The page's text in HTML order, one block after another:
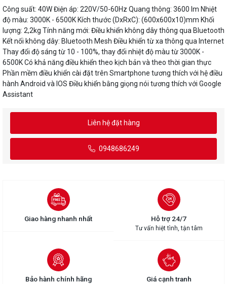
Công suất: 40W Điện áp: 220V/50-60Hz Quang thông: 3600 lm Nhiệt
độ màu: 3000K - 6500K Kích thước (DxRxC): (600x600x10)mm Khối
lượng: 2,2kg Tính năng mới: Điều khiển không dây thông qua Bluetooth
Kết nối không dây: Bluetooth Mesh Điều khiển từ xa thông qua Internet
Thay đổi độ sáng từ 10 - 100%, thay đổi nhiệt độ màu từ 3000K -
6500K Có khả năng điều khiển theo kịch bản và theo thời gian thực
Phần mềm điều khiển cài đặt trên Smartphone tương thích với hệ điều
hành Android và IOS Điều khiển bằng giọng nói tương thích với Google
Assistant
Liên hệ đặt hàng
0948686249
Giao hàng nhanh nhất Hỗ trợ 24/7
Tư vấn hiệt tình, tận tâm
Bảo hành chính hãng Giá cạnh tranh